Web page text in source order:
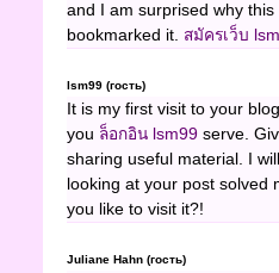
and I am surprised why
bookmarked it. สมัครเว็บ
lsm99 (гость)
It is my first visit to your
you ล็อกอิน lsm99 serve.
sharing useful material. I
looking at your post solved
you like to visit it?!
Juliane Hahn (гость)